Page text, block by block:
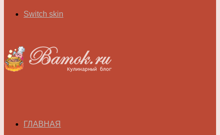
Switch skin
ГЛАВНАЯ